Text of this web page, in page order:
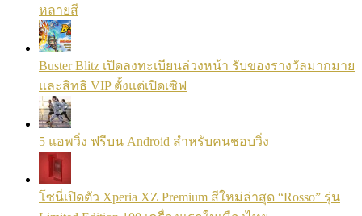
หลายสี
Buster Blitz เปิดลงทะเบียนล่วงหน้า รับของรางวัลมากมาย
และสิทธิ VIP ตั้งแต่เปิดเซิฟ
5 แอพวิ่ง ฟรีบน Android สำหรับคนชอบวิ่ง
โซนี่เปิดตัว Xperia XZ Premium สีใหม่ล่าสุด “Rosso” รุ่น